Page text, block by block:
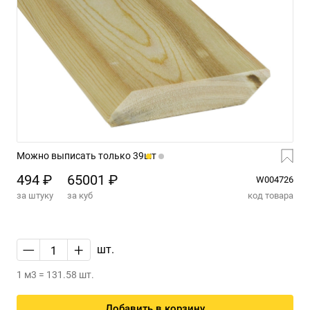
Можно выписать только 39шт
494 ₽ 65001 ₽
W004726
за штуку
за куб код товара
— + шт.
1 м3 = 131.58 шт.